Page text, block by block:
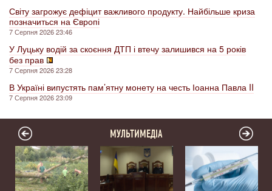
Світу загрожує дефіцит важливого продукту. Найбільше криза
позначиться на Європі
7 Серпня 2026 23:46
У Луцьку водій за скоєння ДТП і втечу залишився на 5 років
без прав
7 Серпня 2026 23:28
В Україні випустять пам’ятну монету на честь Іоанна Павла II
7 Серпня 2026 23:09
МУЛЬТИМЕДІА